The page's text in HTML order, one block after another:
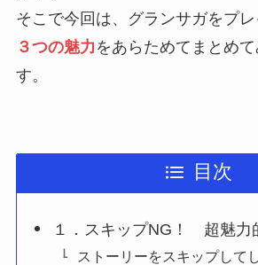
そこで今回は、グランサガをプレ
３つの魅力 をあらためてまとめ
す。
目次
１．スキップNG！ 超魅力
ストーリーをスキップして